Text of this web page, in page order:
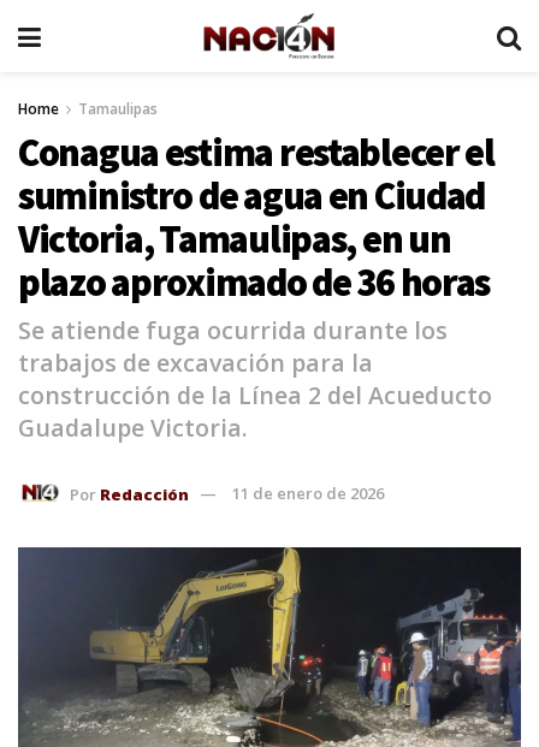
Home Tamaulipas
Conagua estima restablecer el
suministro de agua en Ciudad
Victoria, Tamaulipas, en un
plazo aproximado de 36 horas
Se atiende fuga ocurrida durante los
trabajos de excavación para la
construcción de la Línea 2 del Acueducto
Guadalupe Victoria.
Por Redacción 11 de enero de 2026